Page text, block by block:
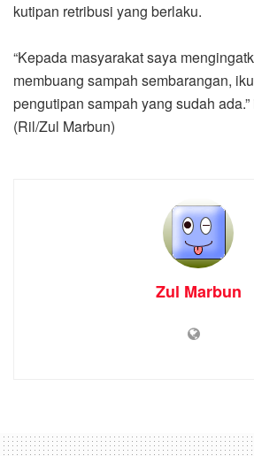
kutipan retribusi yang berlaku.
“Kepada masyarakat saya
membuang sampah sembarangan,
pengutipan sampah yang sudah
(Ril/Zul Marbun)
Zul Marbun